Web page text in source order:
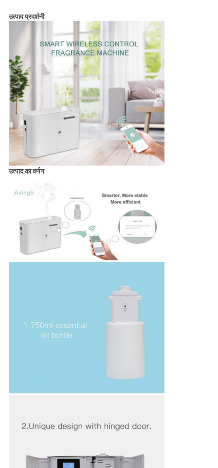
गोपनीयता
नीति
उत्पाद प्रदर्शनी
उत्पाद का वर्णन